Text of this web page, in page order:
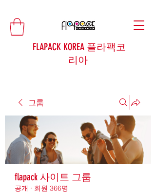
FLAPACK KOREA 플라팩코
리아
그룹
flapack 사이트 그룹
공개 · 회원 366명